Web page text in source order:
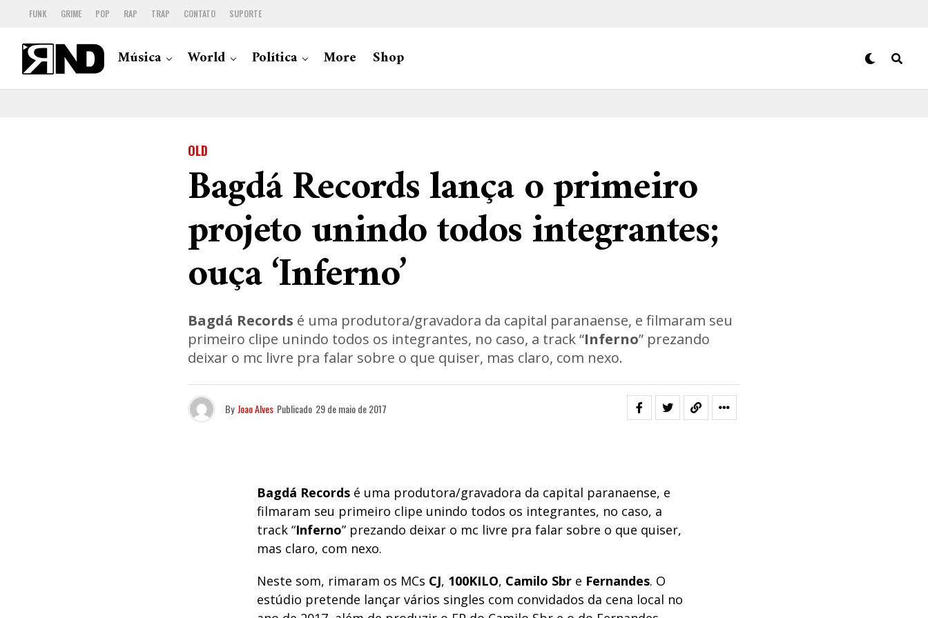
FUNK GRIME POP RAP TRAP CONTATO SUPORTE
Música World Política More Shop
OLD
Bagdá Records lança o primeiro
projeto unindo todos integrantes;
ouça ‘Inferno’
Bagdá Records é uma produtora/gravadora da capital paranaense, e filmaram seu
primeiro clipe unindo todos os integrantes, no caso, a track “Inferno” prezando
deixar o mc livre pra falar sobre o que quiser, mas claro, com nexo.
By Joao Alves Publicado 29 de maio de 2017
Bagdá Records é uma produtora/gravadora da capital paranaense, e
filmaram seu primeiro clipe unindo todos os integrantes, no caso, a
track “Inferno” prezando deixar o mc livre pra falar sobre o que quiser,
mas claro, com nexo.
Neste som, rimaram os MCs CJ, 100KILO, Camilo Sbr e Fernandes. O
estúdio pretende lançar vários singles com convidados da cena local no